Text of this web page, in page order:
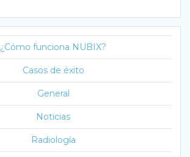
¿Cómo funciona NUBIX?
Casos de éxito
General
Noticias
Radiología